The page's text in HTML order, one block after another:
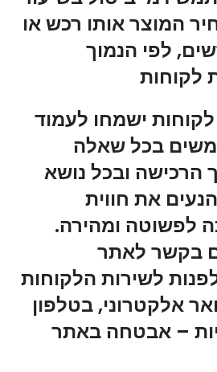
5% ממחיר המוצר אותו רכש או
לפי הנמוך
לקוחות
לקוחות ישמחו לעמוד
בכל שאלה
הרכישה ובכל נושא
את חווית
לפשוטה ומהירה.
בקשר לאתר
לפנות לשירות הלקוחות
אלקטרוני, בטלפון
– אבטחה באתר